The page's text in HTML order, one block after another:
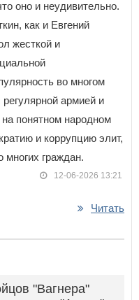
оно и неудивительно.
как и Евгений
жесткой и
во многом
регулярной армией и
понятном народном
и коррупцию элит,
многих граждан.
12-06-2026 13:21
Читать
"Вагнера"